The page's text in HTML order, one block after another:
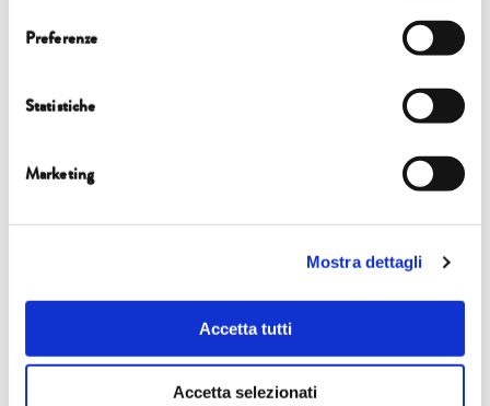
Preferenze
Statistiche
Marketing
Mostra dettagli
Accetta tutti
Accetta selezionati
ORTO BOTANICO